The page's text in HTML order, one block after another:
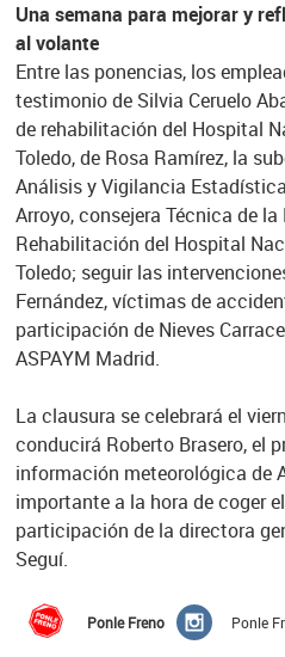
Una semana para mejorar y
al volante
Entre las ponencias, los
testimonio de Silvia Ceruelo
de rehabilitación del Hospital
Toledo, de Rosa Ramírez, la
Análisis y Vigilancia
Arroyo, consejera Técnica de
Rehabilitación del Hospital
Toledo; seguir las
Fernández, víctimas de
participación de Nieves
ASPAYM Madrid.
La clausura se celebrará el
conducirá Roberto Brasero, el
información meteorológica de
importante a la hora de coger
participación de la directora
Seguí.
Ponle Freno Ponle